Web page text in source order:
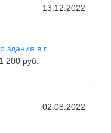
13.12.2022
здания в г.
200 руб.
02.08.2022